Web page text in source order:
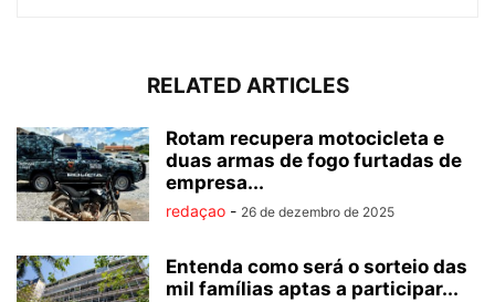
RELATED ARTICLES
Rotam recupera motocicleta e
duas armas de fogo furtadas de
empresa...
redaçao - 26 de dezembro de 2025
Entenda como será o sorteio das
mil famílias aptas a participar...